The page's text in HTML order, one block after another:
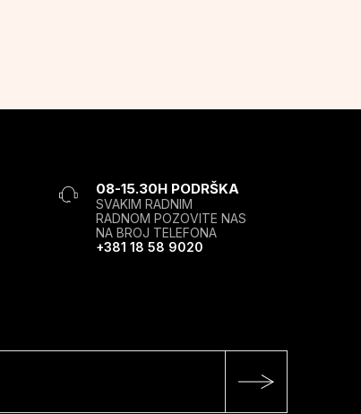
08-15.30H PODRŠKA
SVAKIM RADNIM
RADNOM POZOVITE NAS
NA BROJ TELEFONA
+381 18 58 9020